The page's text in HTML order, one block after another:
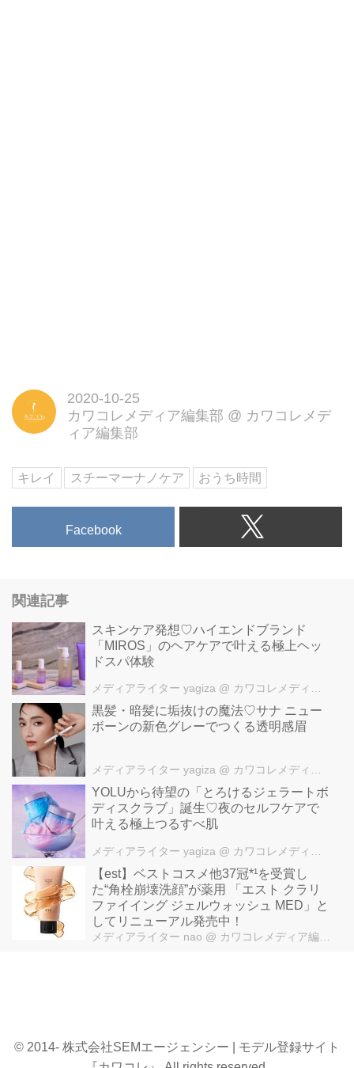
2020-10-25
カワコレメディア編集部 @ カワコレメデ
ィア編集部
キレイ スチーマーナノケア おうち時間
Facebook
関連記事
スキンケア発想♡ハイエンドブランド
「MIROS」のヘアケアで叶える極上ヘッ
ドスパ体験
メディアライター yagiza @ カワコレメディア編集部
黒髪・暗髪に垢抜けの魔法♡サナ ニュー
ボーンの新色グレーでつくる透明感眉
メディアライター yagiza @ カワコレメディア編集部
YOLUから待望の「とろけるジェラートボ
ディスクラブ」誕生♡夜のセルフケアで
叶える極上つるすべ肌
メディアライター yagiza @ カワコレメディア編集部
【est】ベストコスメ他37冠*¹を受賞し
た“角栓崩壊洗顔”が薬用 「エスト クラリ
ファイイング ジェルウォッシュ MED」と
してリニューアル発売中！
メディアライター nao @ カワコレメディア編集部
© 2014- 株式会社SEMエージェンシー | モデル登録サイト